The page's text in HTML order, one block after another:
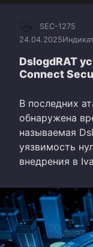
SEC-1275
24.04.2025
DslogdRAT
Connect
В последних
обнаружена
называемая
уязвимость
внедрения в